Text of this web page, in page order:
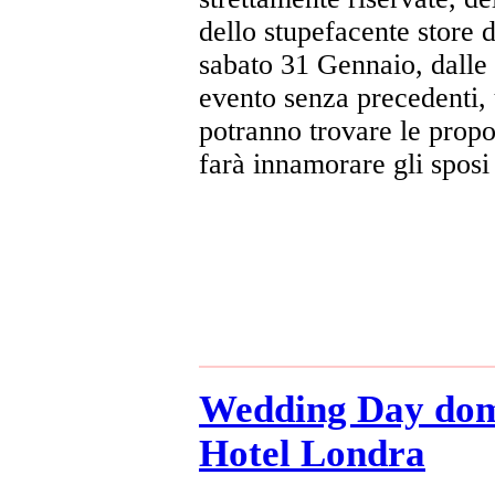
dello stupefacente store
sabato 31 Gennaio,
evento senza
potranno trovare le
farà innamorare gli
Wedding Day
Hotel Londra